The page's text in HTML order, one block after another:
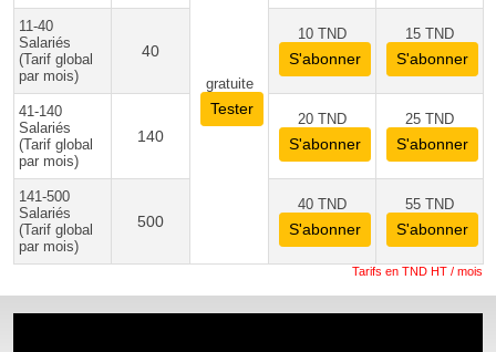
gratuite
Tester
11-40
Salariés
(Tarif global
par mois)
40
10 TND
S'abonner
15 TND
S'abonner
41-140
Salariés
(Tarif global
par mois)
140
20 TND
S'abonner
25 TND
S'abonner
141-500
Salariés
(Tarif global
par mois)
500
40 TND
S'abonner
55 TND
S'abonner
Tarifs en TND HT / mois